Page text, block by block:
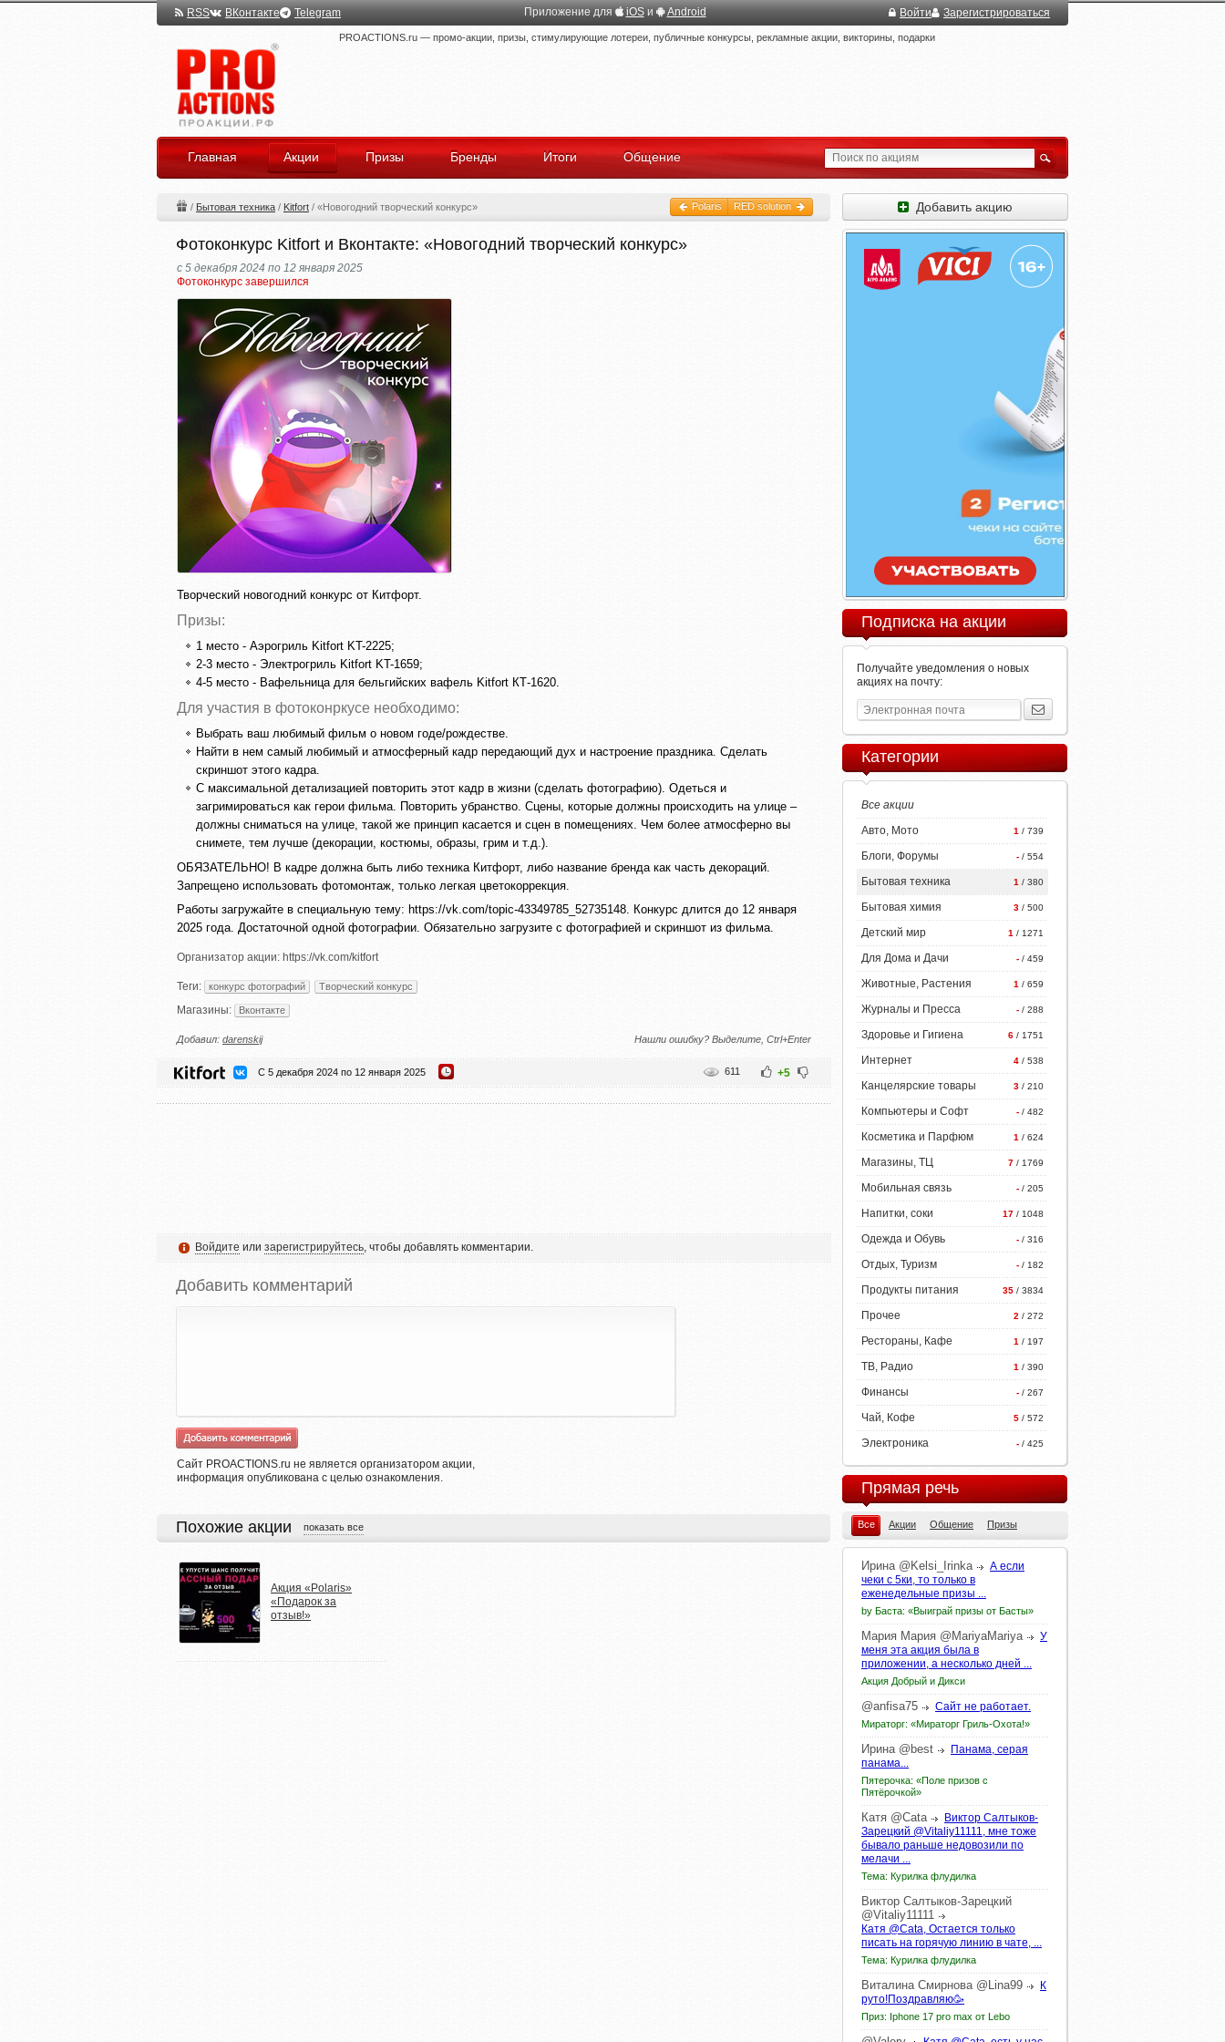
RSS ВКонтакте Telegram Приложение для iOSи Android Войти Зарегистрироваться
PROACTIONS.ru — промо-акции, призы, стимулирующие лотереи, публичные конкурсы, рекламные акции, викторины, подарки
Главная Акции Призы Бренды Итоги Общение
Polaris RED solution
/ Бытовая техника / Kitfort / «Новогодний творческий конкурс»
Фотоконкурс Kitfort и Вконтакте: «Новогодний творческий конкурс»
с 5 декабря 2024 по 12 января 2025
Фотоконкурс завершился
Творческий новогодний конкурс от Китфорт.
Призы:
1 место - Аэрогриль Kitfort KT-2225;
2-3 место - Электрогриль Kitfort KT-1659;
4-5 место - Вафельница для бельгийских вафель Kitfort КТ-1620.
Для участия в фотоконркусе необходимо:
Выбрать ваш любимый фильм о новом годе/рождестве.
Найти в нем самый любимый и атмосферный кадр передающий дух и настроение праздника. Сделать
скриншот этого кадра.
С максимальной детализацией повторить этот кадр в жизни (сделать фотографию). Одеться и
загримироваться как герои фильма. Повторить убранство. Сцены, которые должны происходить на улице –
должны сниматься на улице, такой же принцип касается и сцен в помещениях. Чем более атмосферно вы
снимете, тем лучше (декорации, костюмы, образы, грим и т.д.).
ОБЯЗАТЕЛЬНО! В кадре должна быть либо техника Китфорт, либо название бренда как часть декораций.
Запрещено использовать фотомонтаж, только легкая цветокоррекция.
Работы загружайте в специальную тему: https://vk.com/topic-43349785_52735148. Конкурс длится до 12 января
2025 года. Достаточной одной фотографии. Обязательно загрузите с фотографией и скриншот из фильма.
Организатор акции: https://vk.com/kitfort
Теги: конкурс фотографий Творческий конкурс
Магазины: Вконтакте
Добавил: darenskij Нашли ошибку? Выделите, Ctrl+Enter
С 5 декабря 2024 по 12 января 2025 +5
611
Войдите или зарегистрируйтесь, чтобы добавлять комментарии.
Добавить комментарий
Сайт PROACTIONS.ru не является организатором акции,
информация опубликована с целью ознакомления.
Похожие акции показать все
Акция «Polaris»
«Подарок за
отзыв!»
Добавить акцию
Подписка на акции
Получайте уведомления о новых
акциях на почту:
Категории
Все акции
1 / 739
Авто, Мото
- / 554
Блоги, Форумы
1 / 380
Бытовая техника
3 / 500
Бытовая химия
1 / 1271
Детский мир
- / 459
Для Дома и Дачи
1 / 659
Животные, Растения
- / 288
Журналы и Пресса
6 / 1751
Здоровье и Гигиена
4 / 538
Интернет
3 / 210
Канцелярские товары
- / 482
Компьютеры и Софт
1 / 624
Косметика и Парфюм
7 / 1769
Магазины, ТЦ
- / 205
Мобильная связь
17 / 1048
Напитки, соки
- / 316
Одежда и Обувь
- / 182
Отдых, Туризм
35 / 3834
Продукты питания
2 / 272
Прочее
1 / 197
Рестораны, Кафе
1 / 390
ТВ, Радио
- / 267
Финансы
5 / 572
Чай, Кофе
- / 425
Электроника
Прямая речь
Все Акции Общение Призы
Ирина @Kelsi_Irinka
А если
чеки с 5ки, то только в
еженедельные призы ...
by Баста: «Выиграй призы от Басты»
Мария Мария @MariyaMariya
У
меня эта акция была в
приложении, а несколько дней ...
Акция Добрый и Дикси
@anfisa75 Сайт не работает.
Мираторг: «Мираторг Гриль-Охота!»
Ирина @best
Панама, серая
панама...
Пятерочка: «Поле призов с
Пятёрочкой»
Катя @Cata
Виктор Салтыков-
Зарецкий @Vitaliy11111, мне тоже
бывало раньше недовозили по
мелачи ...
Тема: Курилка флудилка
Виктор Салтыков-Зарецкий
@Vitaliy11111
Катя @Cata, Остается только
писать на горячую линию в чате, ...
Тема: Курилка флудилка
Виталина Смирнова @Lina99
К
руто!Поздравляю🥳
Приз: Iphone 17 pro max от Lebo